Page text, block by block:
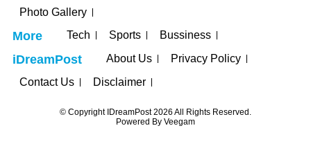
Photo Gallery
More Tech Sports Bussiness
iDreamPost About Us
Privacy Policy
Contact Us
Disclaimer
© Copyright IDreamPost 2026 All Rights Reserved.
Powered By Veegam